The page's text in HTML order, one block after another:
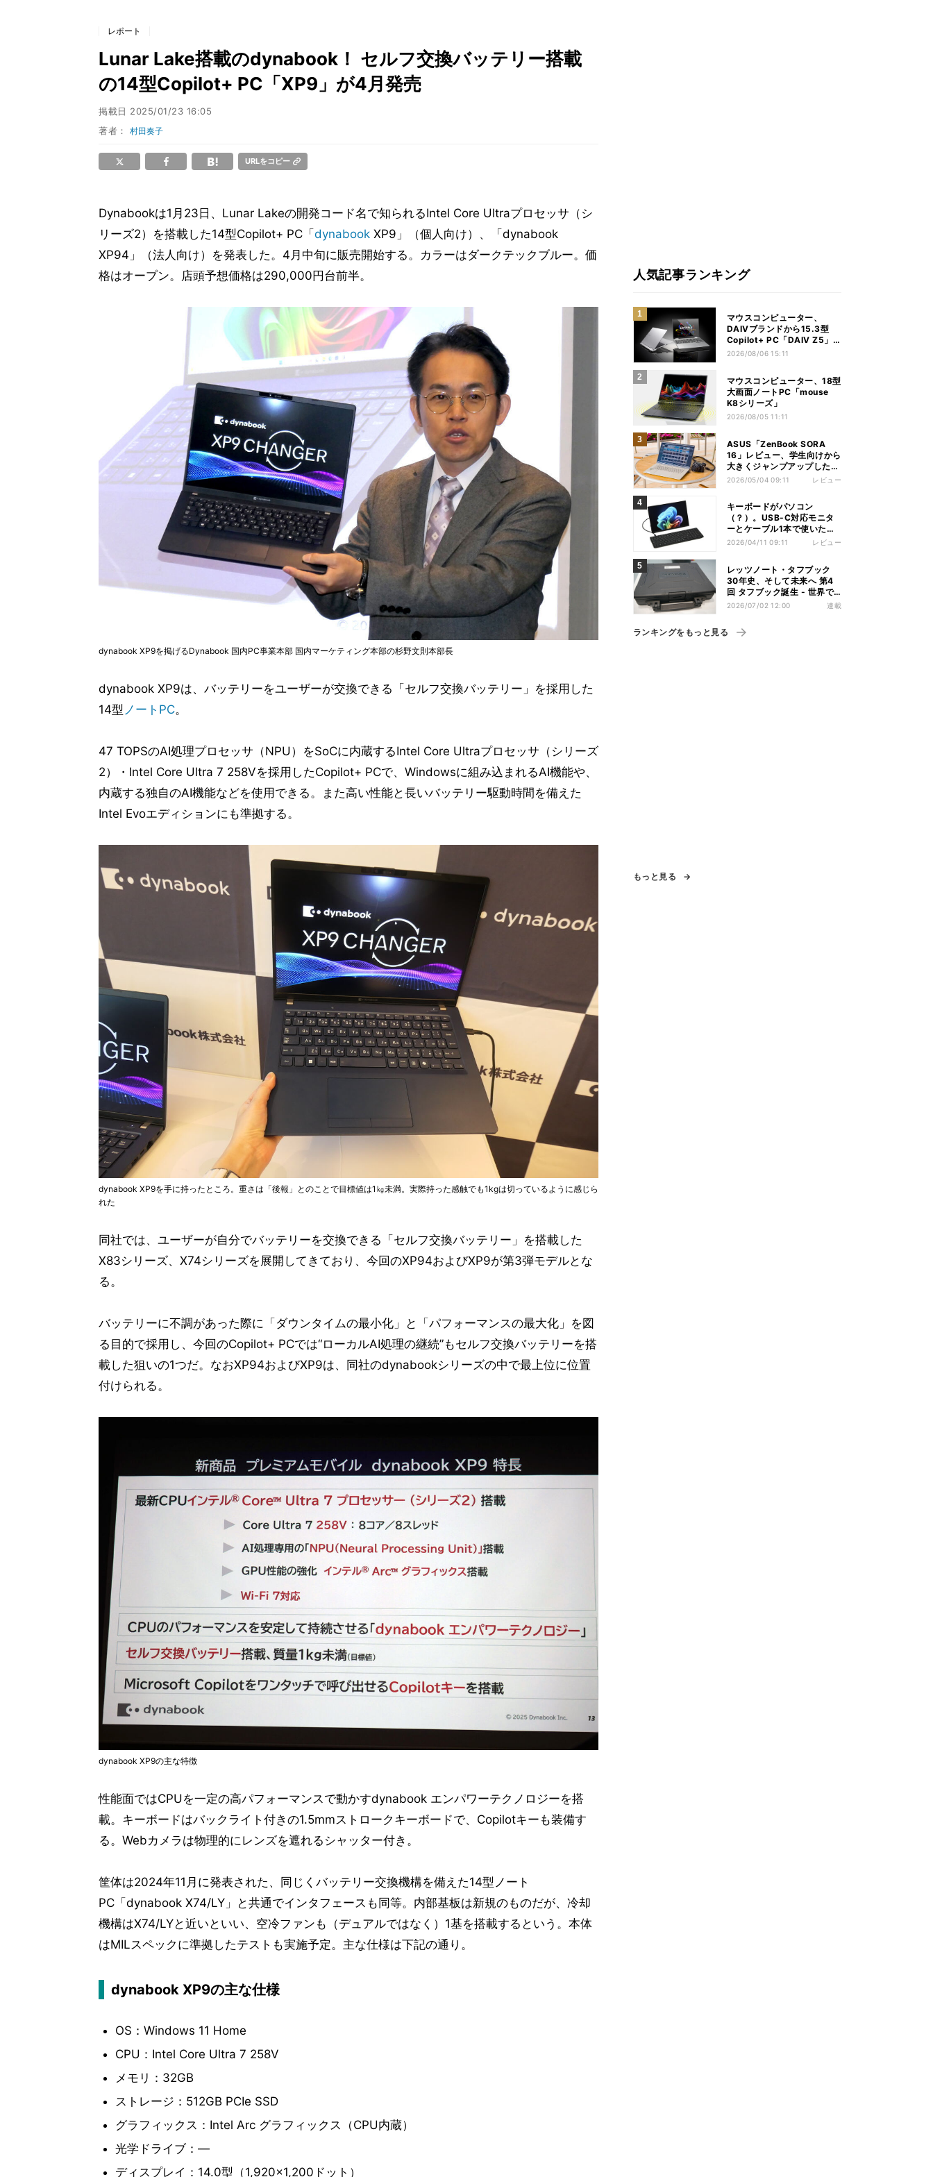
レポート
Lunar Lake搭載のdynabook！ セルフ交換バッテリー搭載
の14型Copilot+ PC「XP9」が4月発売
掲載日 2025/01/23 16:05
著者：村田奏子
URLをコピー
Dynabookは1月23日、Lunar Lakeの開発コード名で知られるIntel Core Ultraプロセッサ（シ
リーズ2）を搭載した14型Copilot+ PC「 dynabook XP9」（個人向け）、「dynabook
XP94」（法人向け）を発表した。4月中旬に販売開始する。カラーはダークテックブルー。価
格はオープン。店頭予想価格は290,000円台前半。
dynabook XP9を掲げるDynabook 国内PC事業本部 国内マーケティング本部の杉野文則本部長
dynabook XP9は、バッテリーをユーザーが交換できる「セルフ交換バッテリー」を採用した
14型 ノートPC。
47 TOPSのAI処理プロセッサ（NPU）をSoCに内蔵するIntel Core Ultraプロセッサ（シリーズ
2）・Intel Core Ultra 7 258Vを採用したCopilot+ PCで、Windowsに組み込まれるAI機能や、
内蔵する独自のAI機能などを使用できる。また高い性能と長いバッテリー駆動時間を備えた
Intel Evoエディションにも準拠する。
dynabook XP9を手に持ったところ。重さは「後報」とのことで目標値は1㎏未満。実際持った感触でも1kgは切っているように感じら
れた
同社では、ユーザーが自分でバッテリーを交換できる「セルフ交換バッテリー」を搭載した
X83シリーズ、X74シリーズを展開してきており、今回のXP94およびXP9が第3弾モデルとな
る。
バッテリーに不調があった際に「ダウンタイムの最小化」と「パフォーマンスの最大化」を図
る目的で採用し、今回のCopilot+ PCでは“ローカルAI処理の継続”もセルフ交換バッテリーを搭
載した狙いの1つだ。なおXP94およびXP9は、同社のdynabookシリーズの中で最上位に位置
付けられる。
dynabook XP9の主な特徴
性能面ではCPUを一定の高パフォーマンスで動かすdynabook エンパワーテクノロジーを搭
載。キーボードはバックライト付きの1.5mmストロークキーボードで、Copilotキーも装備す
る。Webカメラは物理的にレンズを遮れるシャッター付き。
筐体は2024年11月に発表された、同じくバッテリー交換機構を備えた14型ノート
PC「dynabook X74/LY」と共通でインタフェースも同等。内部基板は新規のものだが、冷却
機構はX74/LYと近いといい、空冷ファンも（デュアルではなく）1基を搭載するという。本体
はMILスペックに準拠したテストも実施予定。主な仕様は下記の通り。
dynabook XP9の主な仕様
OS：Windows 11 Home
CPU：Intel Core Ultra 7 258V
メモリ：32GB
ストレージ：512GB PCIe SSD
グラフィックス：Intel Arc グラフィックス（CPU内蔵）
光学ドライブ：―
ディスプレイ：14.0型（1,920×1,200ドット）
人気記事ランキング
マウスコンピューター、
DAIVブランドから15.3型
Copilot+ PC「DAIV Z5」
発売
2026/08/06 15:11
マウスコンピューター、18型
大画面ノートPC「mouse
K8シリーズ」
2026/08/05 11:11
ASUS「ZenBook SORA
16」レビュー、学生向けから
大きくジャンプアップした
Snapdragon X2 Elite
2026/05/04 09:11 レビュー
キーボードがパソコン
（？）。USB-C対応モニタ
ーとケーブル1本で使いたい
HP「EliteBoard G1a」レビ
2026/04/11 09:11 レビュー
レッツノート・タフブック
30年史、そして未来へ 第4
回 タフブック誕生 - 世界で
評価される「堅牢な道具」、
2026/07/02 12:00 連載
ランキングをもっと見る
もっと見る